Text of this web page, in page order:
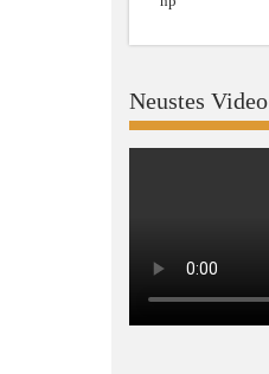
Neustes Video